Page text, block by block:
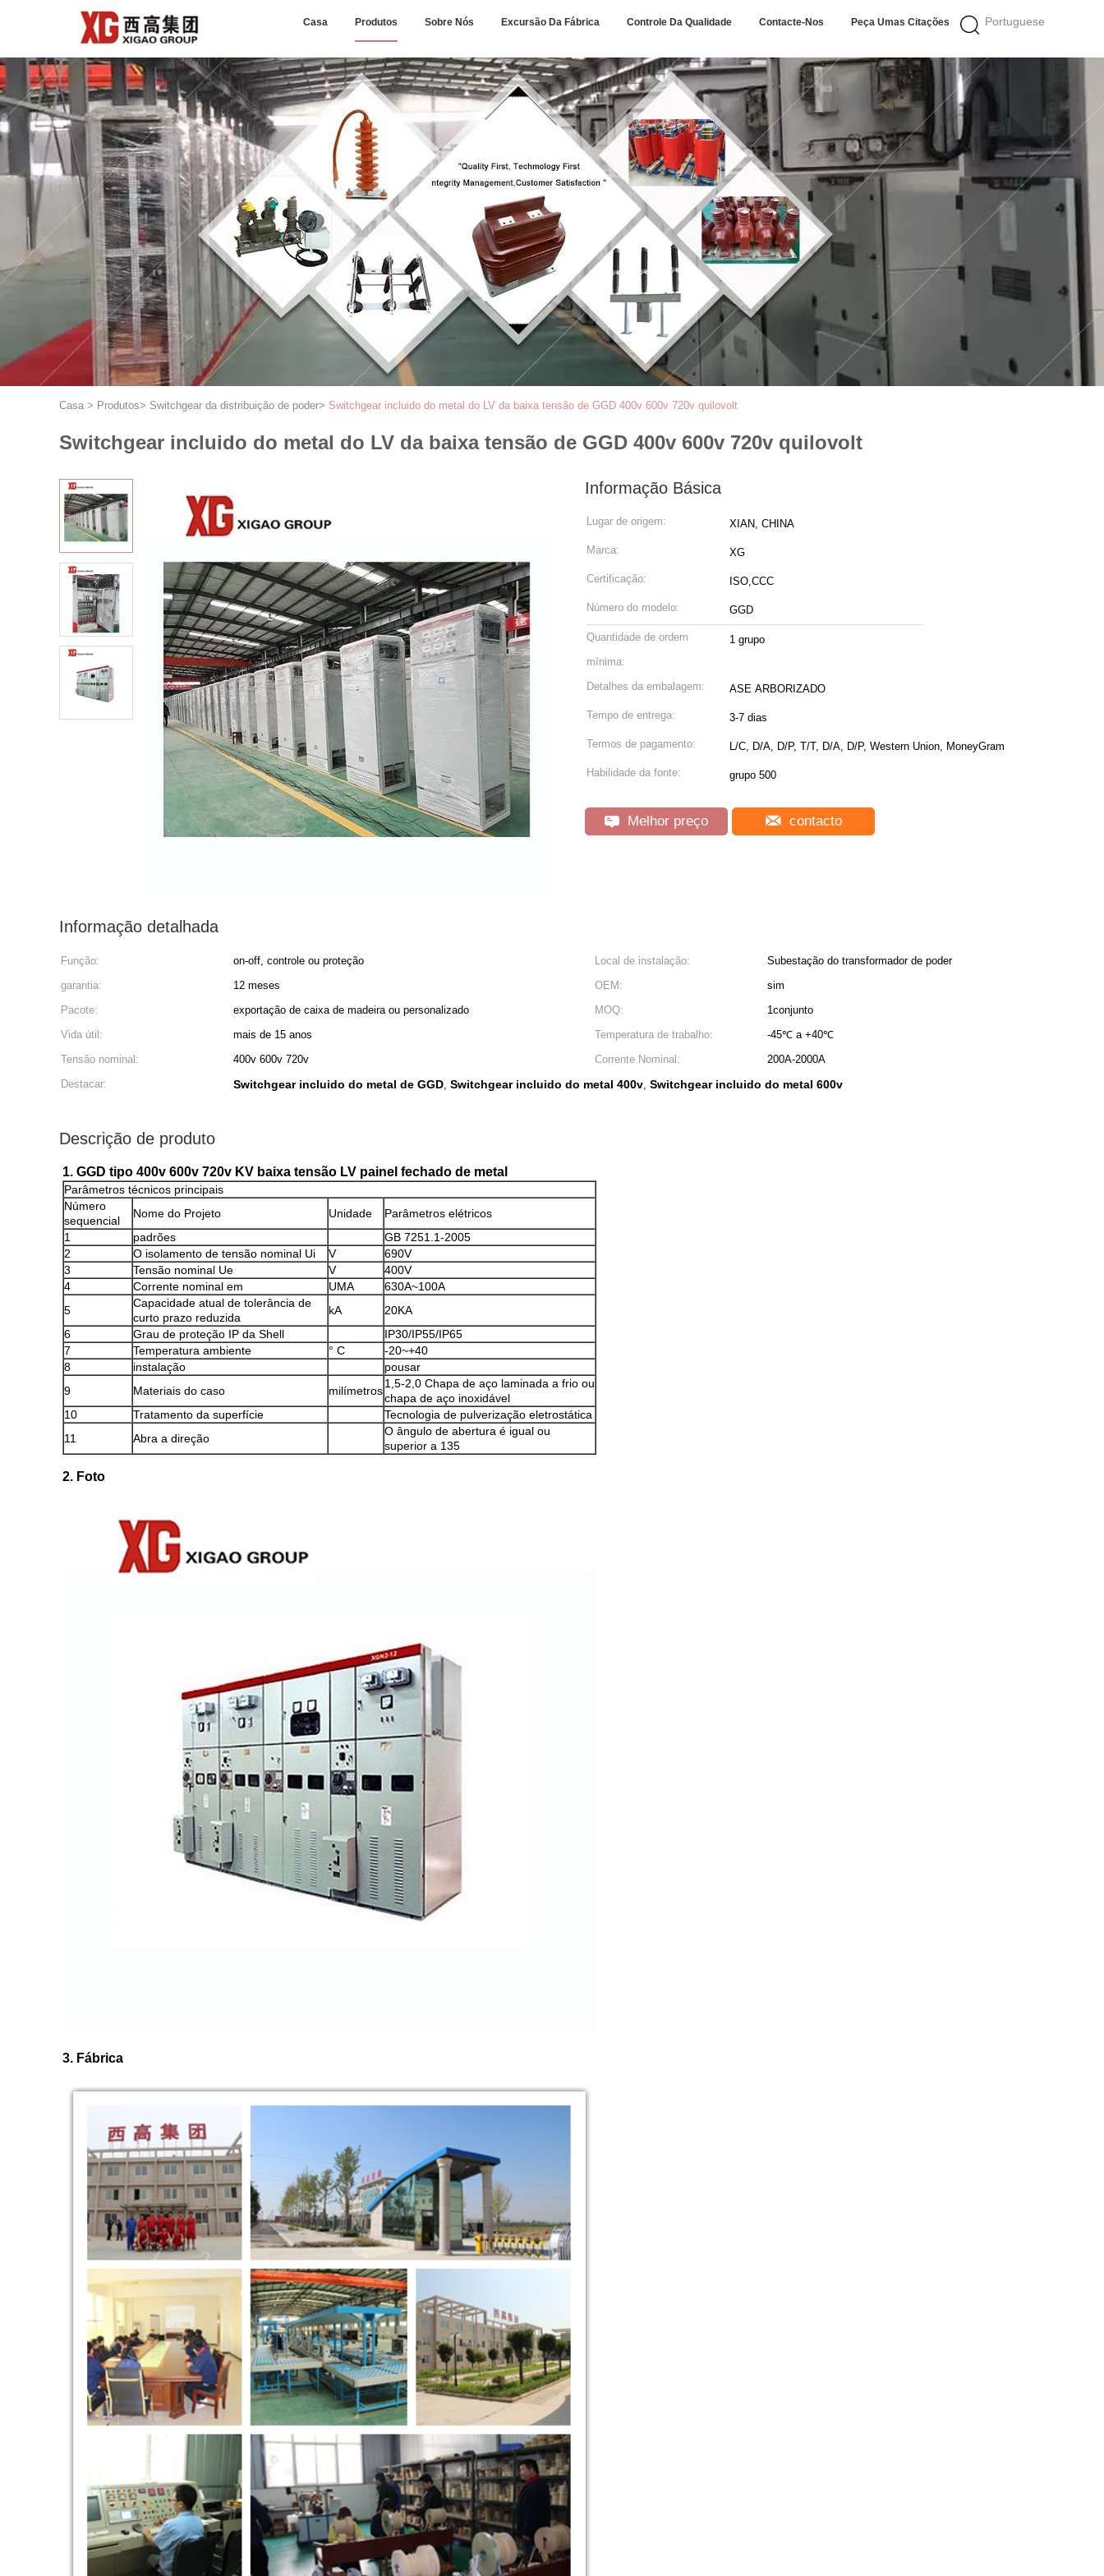
Portuguese
Casa Produtos Sobre Nós Excursão Da Fábrica Controle Da Qualidade Contacte-Nos Peça Umas Citações
Casa > Produtos> Switchgear da distribuição de poder> Switchgear incluido do metal do LV da baixa tensão de GGD 400v 600v 720v quilovolt
Switchgear incluido do metal do LV da baixa tensão de GGD 400v 600v 720v quilovolt
Informação Básica
Lugar de origem: XIAN, CHINA
Marca: XG
Certificação: ISO,CCC
Número do modelo: GGD
Quantidade de ordem
mínima:
1 grupo
Detalhes da embalagem: ASE ARBORIZADO
Tempo de entrega: 3-7 dias
Termos de pagamento: L/C, D/A, D/P, T/T, D/A, D/P, Western Union, MoneyGram
Habilidade da fonte: grupo 500
Melhor preço contacto
Informação detalhada
Função: on-off, controle ou proteção Local de instalação:
Subestação do transformador de poder
garantia:
12 meses OEM:
sim
Pacote:
exportação de caixa de madeira ou personalizado MOQ:
1conjunto
Vida útil:
mais de 15 anos Temperatura de trabalho:
-45℃ a +40℃
Tensão nominal:
400v 600v 720v Corrente Nominal:
200A-2000A
Destacar:
Switchgear incluido do metal de GGD, Switchgear incluido do metal 400v, Switchgear incluido do metal 600v
Descrição de produto
1. GGD tipo 400v 600v 720v KV baixa tensão LV painel fechado de metal
Parâmetros técnicos principais
Número
sequencial
Nome do Projeto Unidade
Parâmetros elétricos
1
padrões
GB 7251.1-2005
2
O isolamento de tensão nominal Ui V
690V
3
Tensão nominal Ue V
400V
4
Corrente nominal em UMA
630A~100A
5
Capacidade atual de tolerância de
curto prazo reduzida
kA
20KA
6
Grau de proteção IP da Shell
IP30/IP55/IP65
7
Temperatura ambiente ° C
-20~+40
8
instalação
pousar
9
Materiais do caso milímetros
1,5-2,0 Chapa de aço laminada a frio ou
chapa de aço inoxidável
10
Tratamento da superfície
Tecnologia de pulverização eletrostática
11
Abra a direção
O ângulo de abertura é igual ou
superior a 135
2. Foto
3. Fábrica